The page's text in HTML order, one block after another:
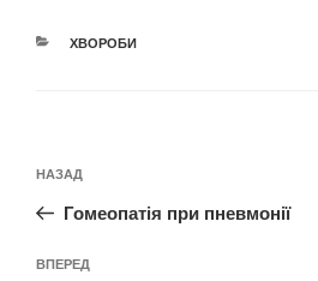
КАТЕГОРІЇ
ХВОРОБИ
записів
Попередній
запис:
НАЗАД
Гомеопатія при пневмонії
Наступний
ВПЕРЕД